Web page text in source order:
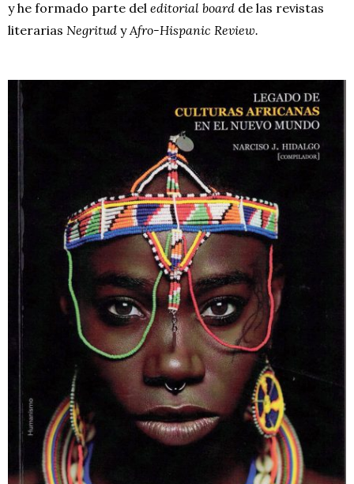
y he formado parte del editorial board de las revistas
literarias Negritud yAfro-Hispanic Review.